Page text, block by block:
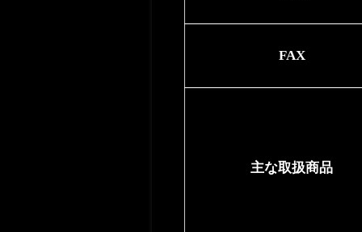
FAX
主な取扱商品